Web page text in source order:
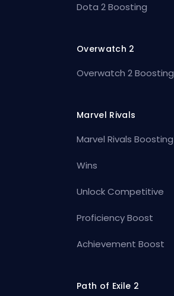
Dota 2 Boosting
Overwatch 2
Overwatch 2 Boosting
Marvel Rivals
Marvel Rivals Boosting
Wins
Unlock Competitive
Proficiency Boost
Achievement Boost
Path of Exile 2